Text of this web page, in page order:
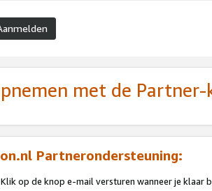
met de
Partnerondersteuning:
op de knop e-mail versturen wanneer je klaar